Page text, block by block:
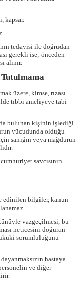
kapsar.
tedavisi ile doğrudan
gerekli ise; önceden
alınır.
Tutulmama
üzere, kimse, rızası
tıbbi ameliyeye tabi
bulunan kişinin işlediği
vücudunda olduğu
sanığın veya mağdurun
savcısının
edinilen bilgiler, kanun
vazgeçilmesi, bu
neticesini doğuran
sorumluluğunu
hastaya
ve diğer